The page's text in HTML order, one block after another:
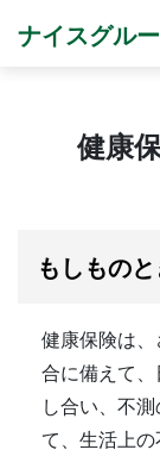
ナイスグル
健康
もしもの
健康保険は
合に備えて
し合い、不
て、生活上